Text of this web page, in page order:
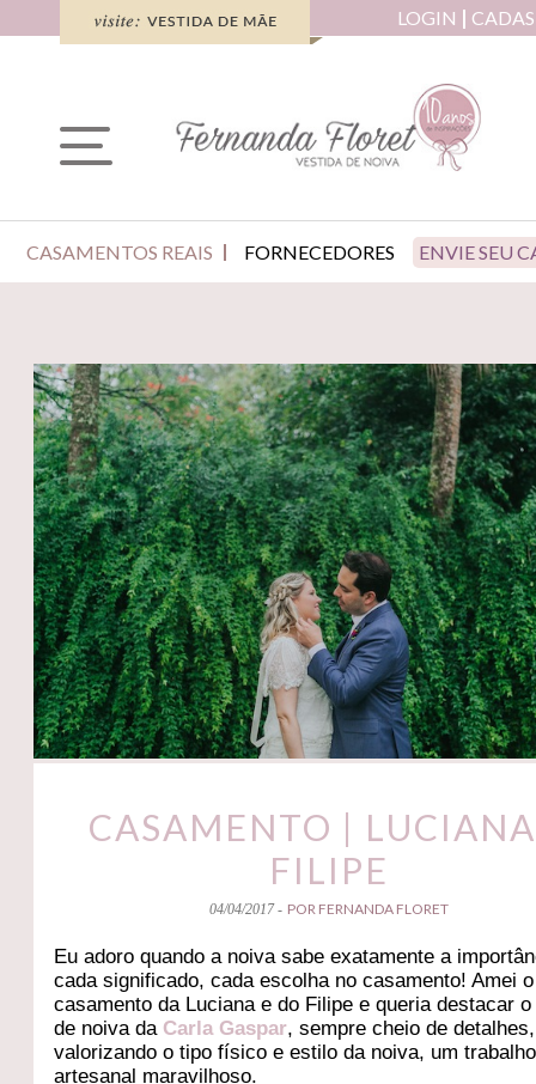
LOGIN
CASAMENTOS REAIS FORNECEDORES ENVIE SEU
CASAMENTO |
FILIPE
04/04/2017 - POR FERNANDA FLORET
Eu adoro quando a noiva sabe exatamente a
cada significado, cada escolha no casamento! Amei o
casamento da Luciana e do Filipe e queria destacar
de noiva da Carla Gaspar, sempre cheio de
valorizando o tipo físico e estilo da noiva, um trabalho
artesanal maravilhoso.